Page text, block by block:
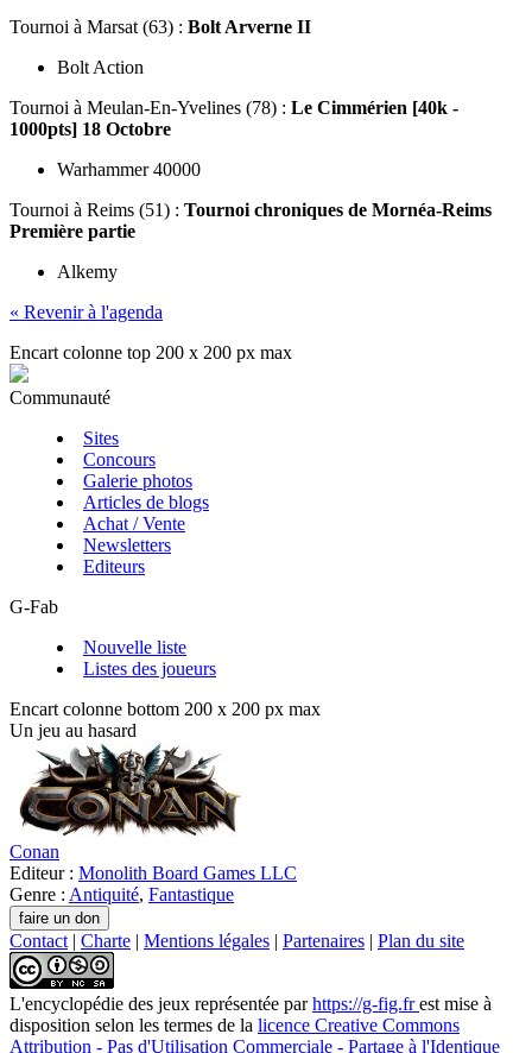
Tournoi à Marsat (63) : Bolt Arverne II
Bolt Action
Tournoi à Meulan-En-Yvelines (78) : Le Cimmérien [40k -
1000pts] 18 Octobre
Warhammer 40000
Tournoi à Reims (51) : Tournoi chroniques de Mornéa-Reims
Première partie
Alkemy
« Revenir à l'agenda
Encart colonne top 200 x 200 px max
Communauté
Sites
Concours
Galerie photos
Articles de blogs
Achat / Vente
Newsletters
Editeurs
G-Fab
Nouvelle liste
Listes des joueurs
Encart colonne bottom 200 x 200 px max
Un jeu au hasard
Conan
Editeur : Monolith Board Games LLC
Genre : Antiquité, Fantastique
Contact | Charte | Mentions légales | Partenaires | Plan du site
L'encyclopédie des jeux représentée parhttps://g-fig.frest mise à
disposition selon les termes de la licence Creative Commons
Attribution - Pas d'Utilisation Commerciale - Partage à l'Identique